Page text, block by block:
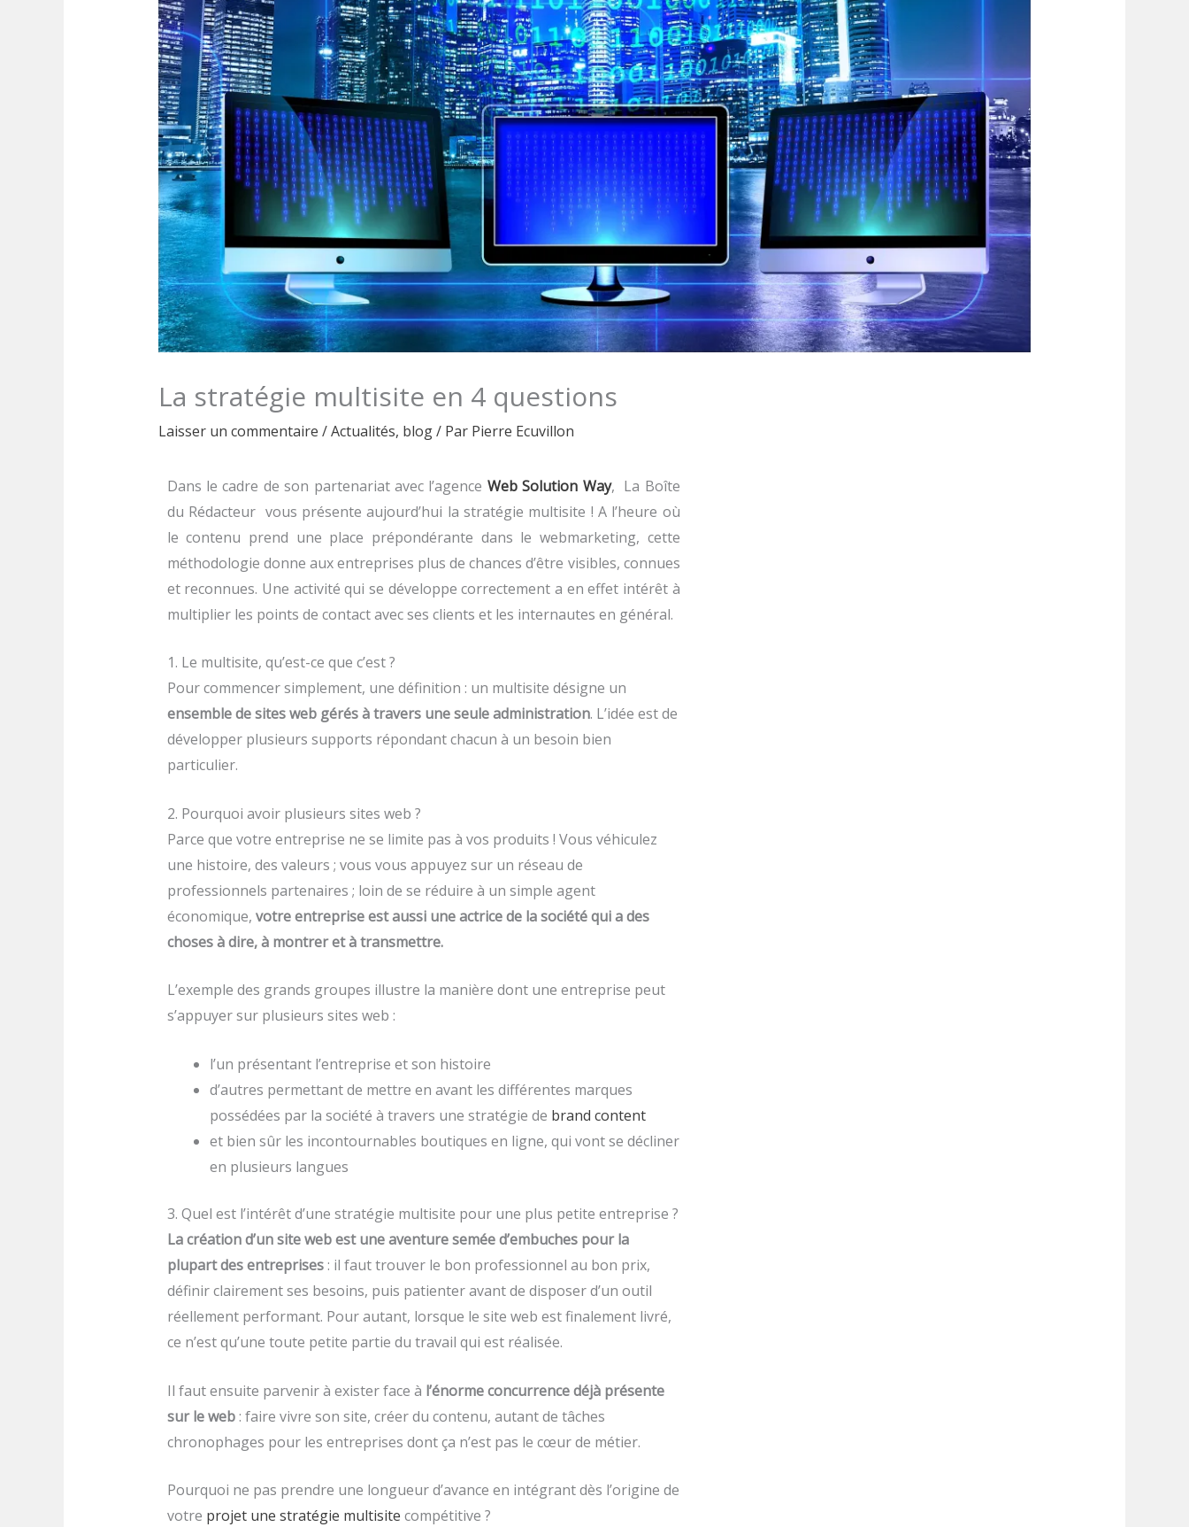
La stratégie multisite en 4 questions
Laisser un commentaire /Actualités, blog/ Par Pierre Ecuvillon
Dans le cadre de son partenariat avec l’agence Web Solution Way, La Boîte
du Rédacteur vous présente aujourd’hui la stratégie multisite ! A l’heure où
le contenu prend une place prépondérante dans le webmarketing, cette
méthodologie donne aux entreprises plus de chances d’être visibles, connues
et reconnues. Une activité qui se développe correctement a en effet intérêt à
multiplier les points de contact avec ses clients et les internautes en général.
1. Le multisite, qu’est-ce que c’est ?
Pour commencer simplement, une définition : un multisite désigne un
ensemble de sites web gérés à travers une seule administration. L’idée est de
développer plusieurs supports répondant chacun à un besoin bien
particulier.
2. Pourquoi avoir plusieurs sites web ?
Parce que votre entreprise ne se limite pas à vos produits ! Vous véhiculez
une histoire, des valeurs ; vous vous appuyez sur un réseau de
professionnels partenaires ; loin de se réduire à un simple agent
économique, votre entreprise est aussi une actrice de la société qui a des
choses à dire, à montrer et à transmettre.
L’exemple des grands groupes illustre la manière dont une entreprise peut
s’appuyer sur plusieurs sites web :
l’un présentant l’entreprise et son histoire
d’autres permettant de mettre en avant les différentes marques
possédées par la société à travers une stratégie de brand content
et bien sûr les incontournables boutiques en ligne, qui vont se décliner
en plusieurs langues
3. Quel est l’intérêt d’une stratégie multisite pour une plus petite entreprise ?
La création d’un site web est une aventure semée d’embuches pour la
plupart des entreprises: il faut trouver le bon professionnel au bon prix,
définir clairement ses besoins, puis patienter avant de disposer d’un outil
réellement performant. Pour autant, lorsque le site web est finalement livré,
ce n’est qu’une toute petite partie du travail qui est réalisée.
Il faut ensuite parvenir à exister face à l’énorme concurrence déjà présente
sur le web: faire vivre son site, créer du contenu, autant de tâches
chronophages pour les entreprises dont ça n’est pas le cœur de métier.
Pourquoi ne pas prendre une longueur d’avance en intégrant dès l’origine de
votre projet une stratégie multisite compétitive ?